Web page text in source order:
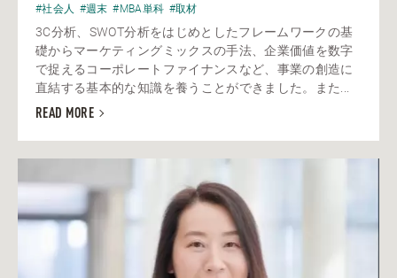
#社会人 #週末 #MBA単科 #取材
3C分析、SWOT分析をはじめとしたフレームワークの基
礎からマーケティングミックスの手法、企業価値を数字
で捉えるコーポレートファイナンスなど、事業の創造に
直結する基本的な知識を養うことができました。また...
READ MORE